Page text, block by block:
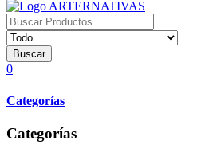
Buscar
0
Categorías
Categorías